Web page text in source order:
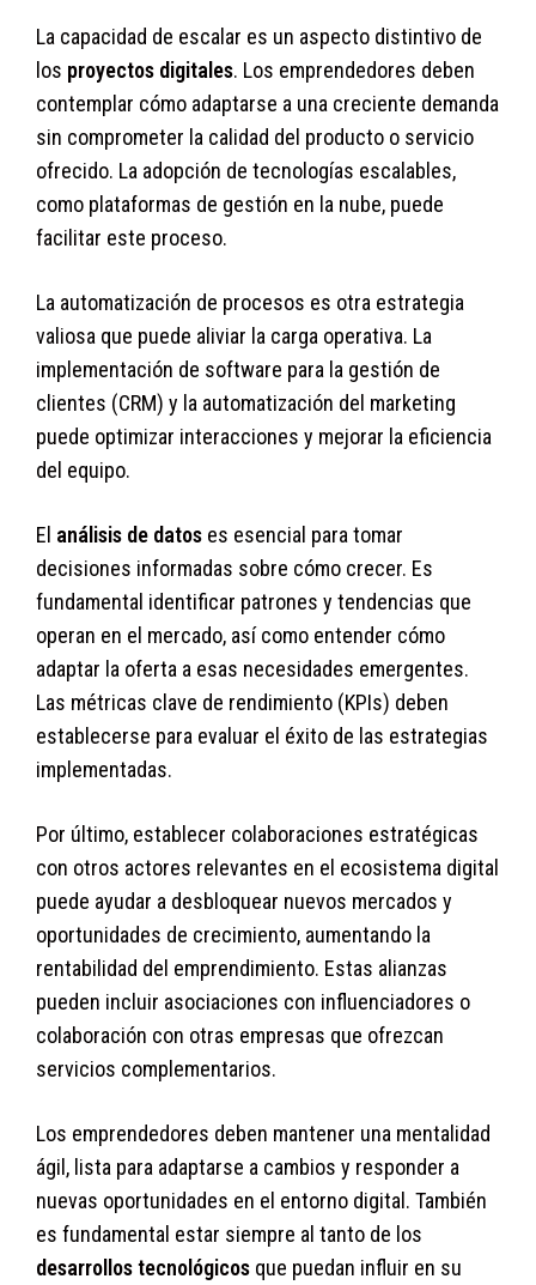
La capacidad de escalar es un aspecto distintivo de
los proyectos digitales. Los emprendedores deben
contemplar cómo adaptarse a una creciente demanda
sin comprometer la calidad del producto o servicio
ofrecido. La adopción de tecnologías escalables,
como plataformas de gestión en la nube, puede
facilitar este proceso.
La automatización de procesos es otra estrategia
valiosa que puede aliviar la carga operativa. La
implementación de software para la gestión de
clientes (CRM) y la automatización del marketing
puede optimizar interacciones y mejorar la eficiencia
del equipo.
El análisis de datos es esencial para tomar
decisiones informadas sobre cómo crecer. Es
fundamental identificar patrones y tendencias que
operan en el mercado, así como entender cómo
adaptar la oferta a esas necesidades emergentes.
Las métricas clave de rendimiento (KPIs) deben
establecerse para evaluar el éxito de las estrategias
implementadas.
Por último, establecer colaboraciones estratégicas
con otros actores relevantes en el ecosistema digital
puede ayudar a desbloquear nuevos mercados y
oportunidades de crecimiento, aumentando la
rentabilidad del emprendimiento. Estas alianzas
pueden incluir asociaciones con influenciadores o
colaboración con otras empresas que ofrezcan
servicios complementarios.
Los emprendedores deben mantener una mentalidad
ágil, lista para adaptarse a cambios y responder a
nuevas oportunidades en el entorno digital. También
es fundamental estar siempre al tanto de los
desarrollos tecnológicos que puedan influir en su